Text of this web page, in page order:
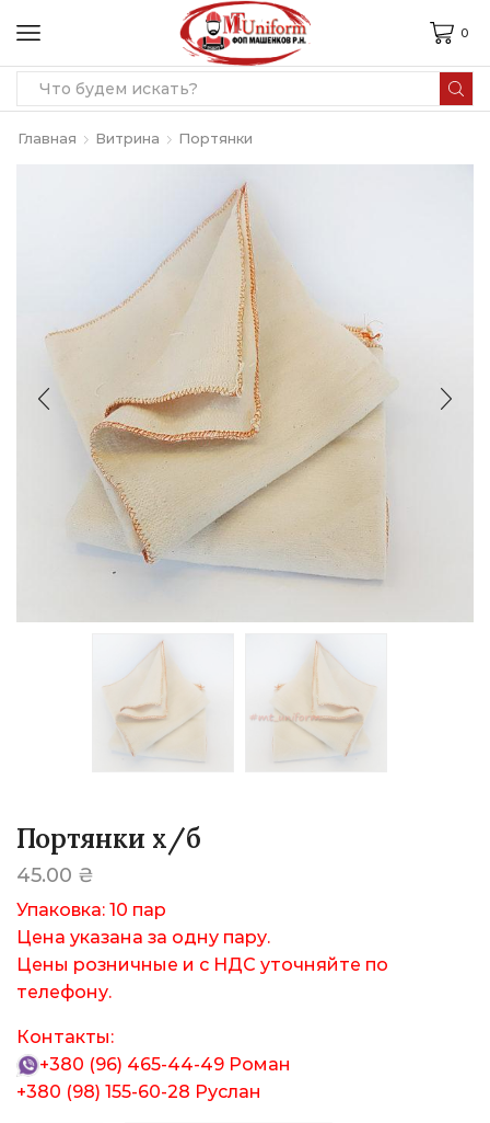
0
Главная Витрина Портянки
Портянки х/б
45.00 ₴
Упаковка: 10 пар
Цена указана за одну пару.
Цены розничные и с НДС уточняйте по
телефону.
Контакты:
+380 (96) 465-44-49 Роман
+380 (98) 155-60-28 Руслан